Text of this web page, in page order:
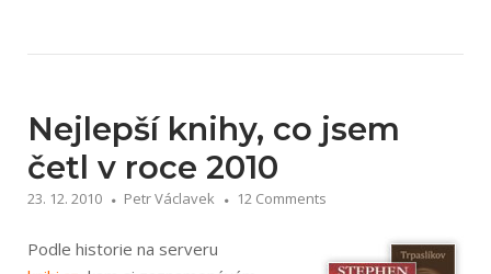
Nejlepší knihy, co jsem
četl v roce 2010
23. 12. 2010 Petr Václavek 12 Comments
Podle historie na serveru